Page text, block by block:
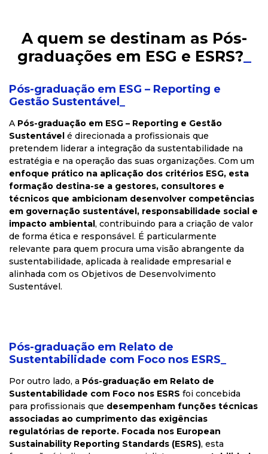
A quem se destinam as Pós-
graduações em ESG e ESRS?
Pós-graduação em ESG – Reporting e
Gestão Sustentável_
A Pós-graduação em ESG – Reporting e Gestão
Sustentável é direcionada a profissionais que
pretendem liderar a integração da sustentabilidade na
estratégia e na operação das suas organizações. Com um
enfoque prático na aplicação dos critérios ESG, esta
formação destina-se a gestores, consultores e
técnicos que ambicionam desenvolver competências
em governação sustentável, responsabilidade social e
impacto ambiental, contribuindo para a criação de valor
de forma ética e responsável. É particularmente
relevante para quem procura uma visão abrangente da
sustentabilidade, aplicada à realidade empresarial e
alinhada com os Objetivos de Desenvolvimento
Sustentável.
Pós-graduação em Relato de
Sustentabilidade com Foco nos ESRS_
Por outro lado, a Pós-graduação em Relato de
Sustentabilidade com Foco nos ESRS foi concebida
para profissionais que desempenham funções técnicas
associadas ao cumprimento das exigências
regulatórias de reporte. Focada nos European
Sustainability Reporting Standards (ESRS), esta